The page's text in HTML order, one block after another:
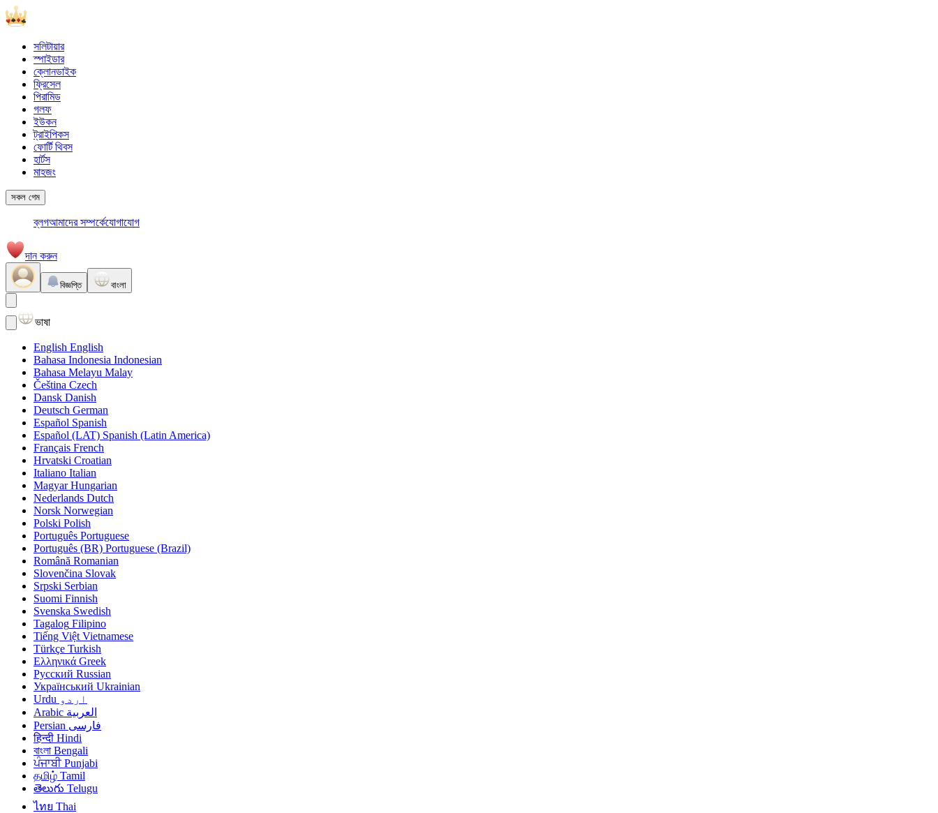
সলিটায়ার
স্পাইডার
ক্লোনডাইক
ফ্রিসেল
পিরামিড
গলফ
ইউকন
ট্রাইপিকস
ফোর্টি থিবস
হার্টস
মাহজং
সকল গেম
ব্লগআমাদের সম্পর্কেযোগাযোগ
দান করুন
বিজ্ঞপ্তি বাংলা
ভাষা
English English
Bahasa Indonesia Indonesian
Bahasa Melayu Malay
Čeština Czech
Dansk Danish
Deutsch German
Español Spanish
Español (LAT) Spanish (Latin America)
Français French
Hrvatski Croatian
Italiano Italian
Magyar Hungarian
Nederlands Dutch
Norsk Norwegian
Polski Polish
Português Portuguese
Português (BR) Portuguese (Brazil)
Română Romanian
Slovenčina Slovak
Srpski Serbian
Suomi Finnish
Svenska Swedish
Tagalog Filipino
Tiếng Việt Vietnamese
Türkçe Turkish
Ελληνικά Greek
Русский Russian
Український Ukrainian
اردو Urdu
العربية Arabic
فارسی Persian
हिन्दी Hindi
বাংলা Bengali
ਪੰਜਾਬੀ Punjabi
தமிழ் Tamil
తెలుగు Telugu
ไทย Thai